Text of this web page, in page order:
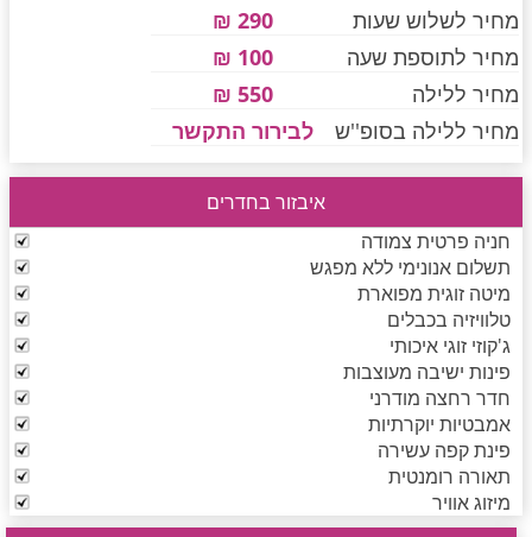
חדרים לפי שעה בחוף הכרמל
חדרים לפי שעה בחיפה קריות
חדרים לפי שעה בכנרת גליל תחתון עמקים
חדרים לפי שעה ברמת הגולן
חדרים לפי שעה בהערבה
חדרים לפי שעה בעמק יזרעאל
מחיר לשלוש שעות
290 ₪
מחיר לתוספת שעה
100 ₪
מחיר ללילה
550 ₪
מחיר ללילה בסופ''ש
לבירור התקשר
איבזור בחדרים
חניה פרטית צמודה
תשלום אנונימי ללא מפגש
מיטה זוגית מפוארת
טלוויזיה בכבלים
ג'קוזי זוגי איכותי
פינות ישיבה מעוצבות
חדר רחצה מודרני
אמבטיות יוקרתיות
פינת קפה עשירה
תאורה רומנטית
מיזוג אוויר